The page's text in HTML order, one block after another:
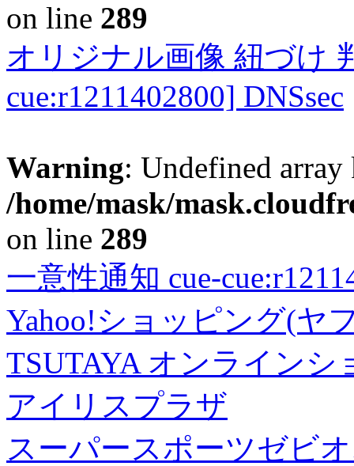
on line 289
オリジナル画像 紐づけ
cue:r1211402800] DNSsec
Warning: Undefined
/home/mask/
on line 289
一意性通知 cue-
Yahoo!ショッピング(ヤ
TSUTAYA オンラインシ
アイリスプラザ
スーパースポーツゼビ